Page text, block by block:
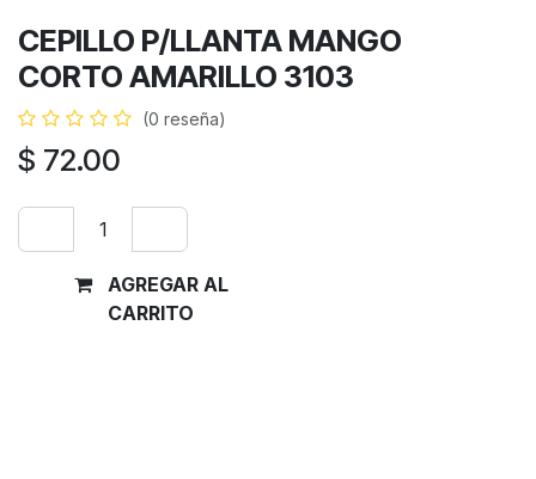
CEPILLO P/LLANTA MANGO
CORTO AMARILLO 3103
(0 reseña)
$ 72.00
AGREGAR AL
CARRITO